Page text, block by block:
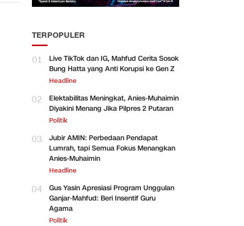
TERPOPULER
01
Live TikTok dan IG, Mahfud Cerita Sosok
Bung Hatta yang Anti Korupsi ke Gen Z
Headline
02
Elektabilitas Meningkat, Anies-Muhaimin
Diyakini Menang Jika Pilpres 2 Putaran
Politik
03
Jubir AMIN: Perbedaan Pendapat
Lumrah, tapi Semua Fokus Menangkan
Anies-Muhaimin
Headline
04
Gus Yasin Apresiasi Program Unggulan
Ganjar-Mahfud: Beri Insentif Guru
Agama
Politik